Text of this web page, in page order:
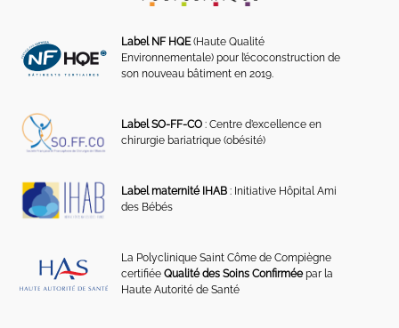
Label NF HQE(Haute Qualité
Environnementale) pour l’écoconstruction de
son nouveau bâtiment en 2019.
Label SO-FF-CO : Centre d’excellence en
chirurgie bariatrique (obésité)
Label maternité IHAB : Initiative Hôpital Ami
des Bébés
La Polyclinique Saint Côme de Compiègne
certifiéeQualité des Soins Confirméepar la
Haute Autorité de Santé